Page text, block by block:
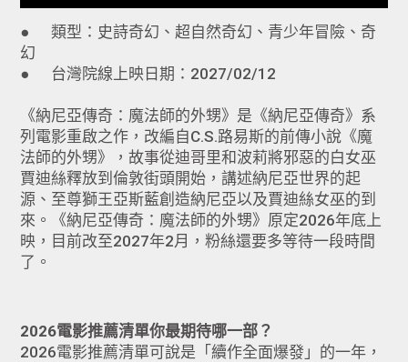
● 類型：史詩奇幻、超自然奇幻、青少年冒險、奇
幻
● 台灣院線上映日期：2027/02/12
《納尼亞傳奇：魔法師的外甥》是《納尼亞傳奇》系
列電影重啟之作，改編自C.S.路易斯的前傳小說《魔
法師的外甥》，故事從迪哥里和波莉將邪惡的白女巫
賈迪絲釋放到倫敦街頭開始，講述納尼亞世界的起
源、至尊獅王亞斯藍創造納尼亞以及賈迪絲女巫的到
來。《納尼亞傳奇：魔法師的外甥》原定2026年底上
映，目前改至2027年2月，粉絲還要多等待一段時間
了。
2026電影推薦清單你最期待哪一部？
2026電影推薦清單可說是「續作全面爆發」的一年，